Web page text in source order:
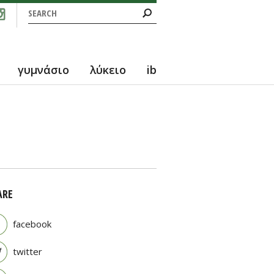
Search form
Search
γυμνάσιο λύκειο ib
facebook
twitter